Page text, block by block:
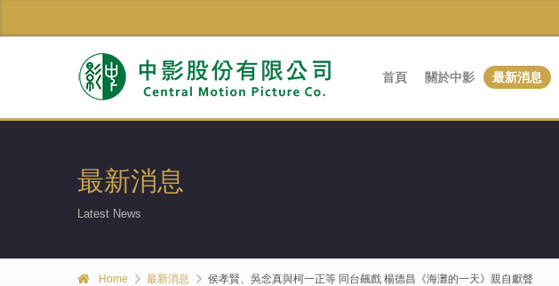
首頁 關於中影 最新消息
最新消息
Latest News
Home 最新消息 侯孝賢、吳念真與柯一正等 同台飆戲 楊德昌《海灘的一天》親自獻聲